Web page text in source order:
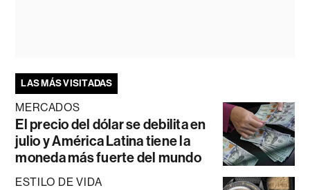
LAS MÁS VISITADAS
MERCADOS
El precio del dólar se debilita en
julio y América Latina tiene la
moneda más fuerte del mundo
ESTILO DE VIDA